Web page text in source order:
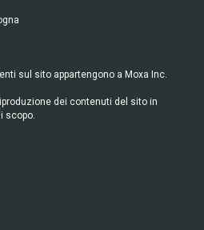
sul sito appartengono a Moxa Inc.
dei contenuti del sito in
scopo.